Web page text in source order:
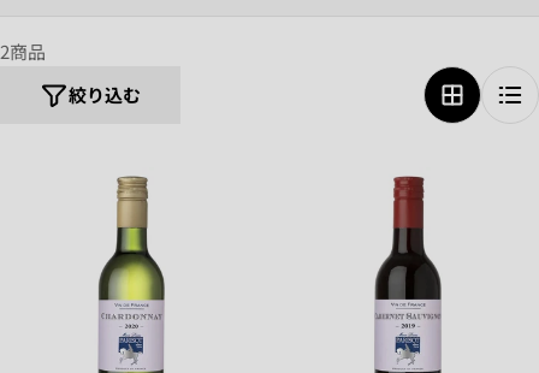
2商品
絞り込む